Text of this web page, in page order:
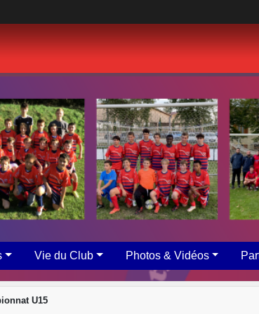
Vie du Club Photos & Vidéos
U15